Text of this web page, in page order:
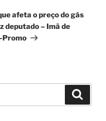
afeta o preço do gás
deputado – Imã de
Promo